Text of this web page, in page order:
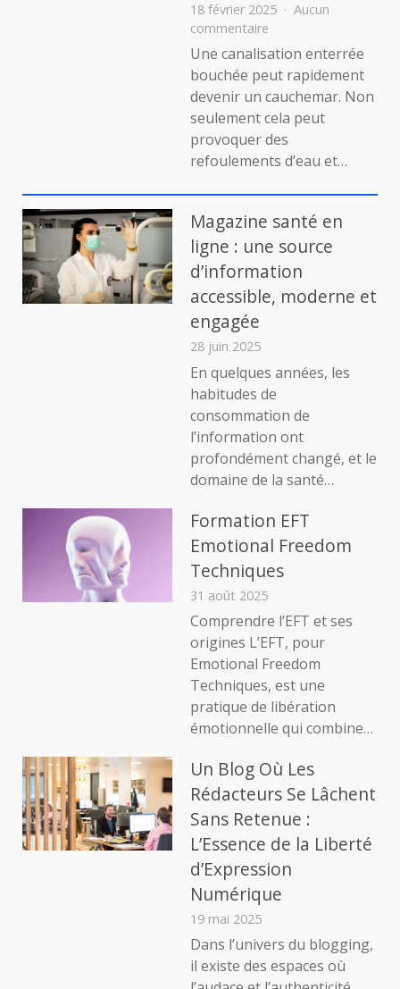
18 février 2025
Aucun
commentaire
Comment
déboucher
une
canalisation
enterrée
:
le
ultime
Une canalisation enterrée
bouchée peut rapidement
devenir un cauchemar. Non
seulement cela peut
provoquer des
refoulements d’eau et…
Magazine santé en
ligne : une source
d’information
accessible, moderne et
engagée
28 juin 2025
En quelques années, les
habitudes de
consommation de
l’information ont
profondément changé, et le
domaine de la santé…
Formation EFT
Emotional Freedom
Techniques
31 août 2025
Comprendre l’EFT et ses
origines L’EFT, pour
Emotional Freedom
Techniques, est une
pratique de libération
émotionnelle qui combine…
Un Blog Où Les
Rédacteurs Se Lâchent
Sans Retenue :
L’Essence de la Liberté
d’Expression
Numérique
19 mai 2025
Dans l’univers du blogging,
il existe des espaces où